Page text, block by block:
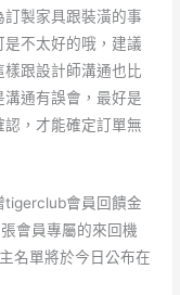
製家具跟裝潢的事
不太好的哦，建議
跟設計師溝通也比
通有誤會，最好是
，才能確定訂單無
tigerclub會員回饋金
會員專屬的來回機
名單將於今日公布在